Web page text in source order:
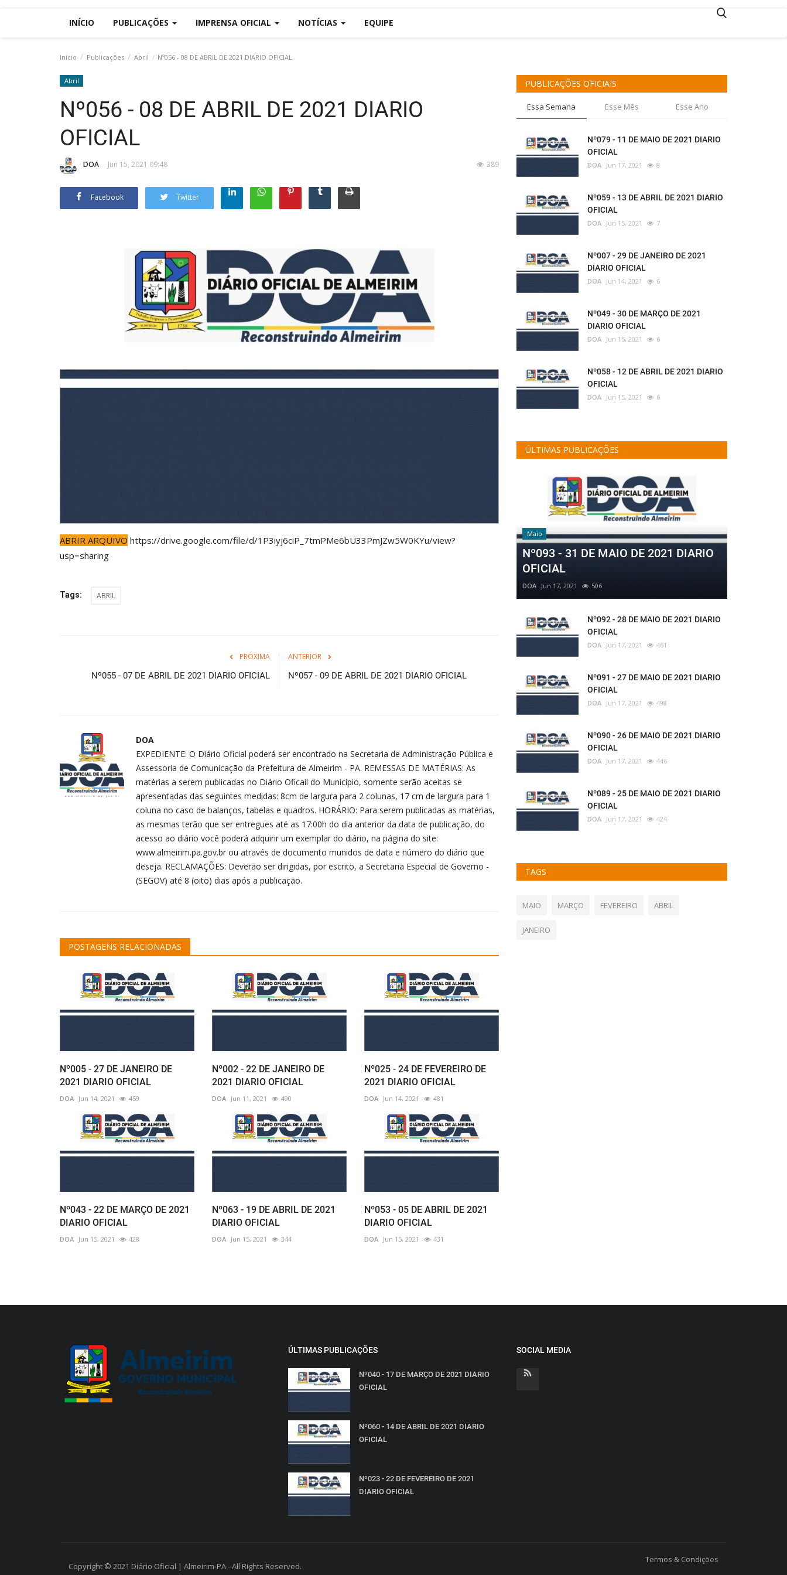
INÍCIO PUBLICAÇÕES IMPRENSA OFICIAL NOTÍCIAS EQUIPE
Início Publicações Abril Nº056 - 08 DE ABRIL DE 2021 DIARIO OFICIAL
Abril
Nº056 - 08 DE ABRIL DE 2021 DIARIO
OFICIAL
DOA Jun 15, 2021 09:48 389
Facebook Twitter
ABRIR ARQUIVO https://drive.google.com/file/d/1P3iyj6ciP_7tmPMe6bU33PmJZw5W0KYu/view?
usp=sharing
Tags: ABRIL
PRÓXIMA
Nº055 - 07 DE ABRIL DE 2021 DIARIO OFICIAL
ANTERIOR
Nº057 - 09 DE ABRIL DE 2021 DIARIO OFICIAL
DOA
EXPEDIENTE: O Diário Oficial poderá ser encontrado na Secretaria de Administração Pública e
Assessoria de Comunicação da Prefeitura de Almeirim - PA. REMESSAS DE MATÉRIAS: As
matérias a serem publicadas no Diário Oficail do Município, somente serão aceitas se
apresentadas das seguintes medidas: 8cm de largura para 2 colunas, 17 cm de largura para 1
coluna no caso de balanços, tabelas e quadros. HORÁRIO: Para serem publicadas as matérias,
as mesmas terão que ser entregues até as 17:00h do dia anterior da data de publicação, do
acesso ao diário você poderá adquirir um exemplar do diário, na página do site:
www.almeirim.pa.gov.br ou através de documento munidos de data e número do diário que
deseja. RECLAMAÇÕES: Deverão ser dirigidas, por escrito, a Secretaria Especial de Governo -
(SEGOV) até 8 (oito) dias após a publicação.
POSTAGENS RELACIONADAS
Nº005 - 27 DE JANEIRO DE
2021 DIARIO OFICIAL
DOA Jun 14, 2021 459
Nº002 - 22 DE JANEIRO DE
2021 DIARIO OFICIAL
DOA Jun 11, 2021 490
Nº025 - 24 DE FEVEREIRO DE
2021 DIARIO OFICIAL
DOA Jun 14, 2021 481
Nº043 - 22 DE MARÇO DE 2021
DIARIO OFICIAL
DOA Jun 15, 2021 428
Nº063 - 19 DE ABRIL DE 2021
DIARIO OFICIAL
DOA Jun 15, 2021 344
Nº053 - 05 DE ABRIL DE 2021
DIARIO OFICIAL
DOA Jun 15, 2021 431
PUBLICAÇÕES OFICIAIS
Essa Semana Esse Mês Esse Ano
Nº079 - 11 DE MAIO DE 2021 DIARIO
OFICIAL
DOA Jun 17, 2021 8
Nº059 - 13 DE ABRIL DE 2021 DIARIO
OFICIAL
DOA Jun 15, 2021 7
Nº007 - 29 DE JANEIRO DE 2021
DIARIO OFICIAL
DOA Jun 14, 2021 6
Nº049 - 30 DE MARÇO DE 2021
DIARIO OFICIAL
DOA Jun 15, 2021 6
Nº058 - 12 DE ABRIL DE 2021 DIARIO
OFICIAL
DOA Jun 15, 2021 6
ÚLTIMAS PUBLICAÇÕES
Maio
Nº093 - 31 DE MAIO DE 2021 DIARIO
OFICIAL
DOA Jun 17, 2021 506
Nº092 - 28 DE MAIO DE 2021 DIARIO
OFICIAL
DOA Jun 17, 2021 461
Nº091 - 27 DE MAIO DE 2021 DIARIO
OFICIAL
DOA Jun 17, 2021 498
Nº090 - 26 DE MAIO DE 2021 DIARIO
OFICIAL
DOA Jun 17, 2021 446
Nº089 - 25 DE MAIO DE 2021 DIARIO
OFICIAL
DOA Jun 17, 2021 424
TAGS
MAIO MARÇO FEVEREIRO ABRIL
JANEIRO
ÚLTIMAS PUBLICAÇÕES
Nº040 - 17 DE MARÇO DE 2021 DIARIO
OFICIAL
Nº060 - 14 DE ABRIL DE 2021 DIARIO
OFICIAL
Nº023 - 22 DE FEVEREIRO DE 2021
DIARIO OFICIAL
SOCIAL MEDIA
Copyright © 2021 Diário Oficial | Almeirim-PA - All Rights Reserved.
Termos & Condições